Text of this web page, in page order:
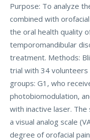
Purpose: To analyze
combined with
the oral health quality
temporomandibular
treatment. Methods:
trial with 34
groups: G1, who
photobiomodulation,
with inactive laser.
a visual analog scale
degree of orofacial